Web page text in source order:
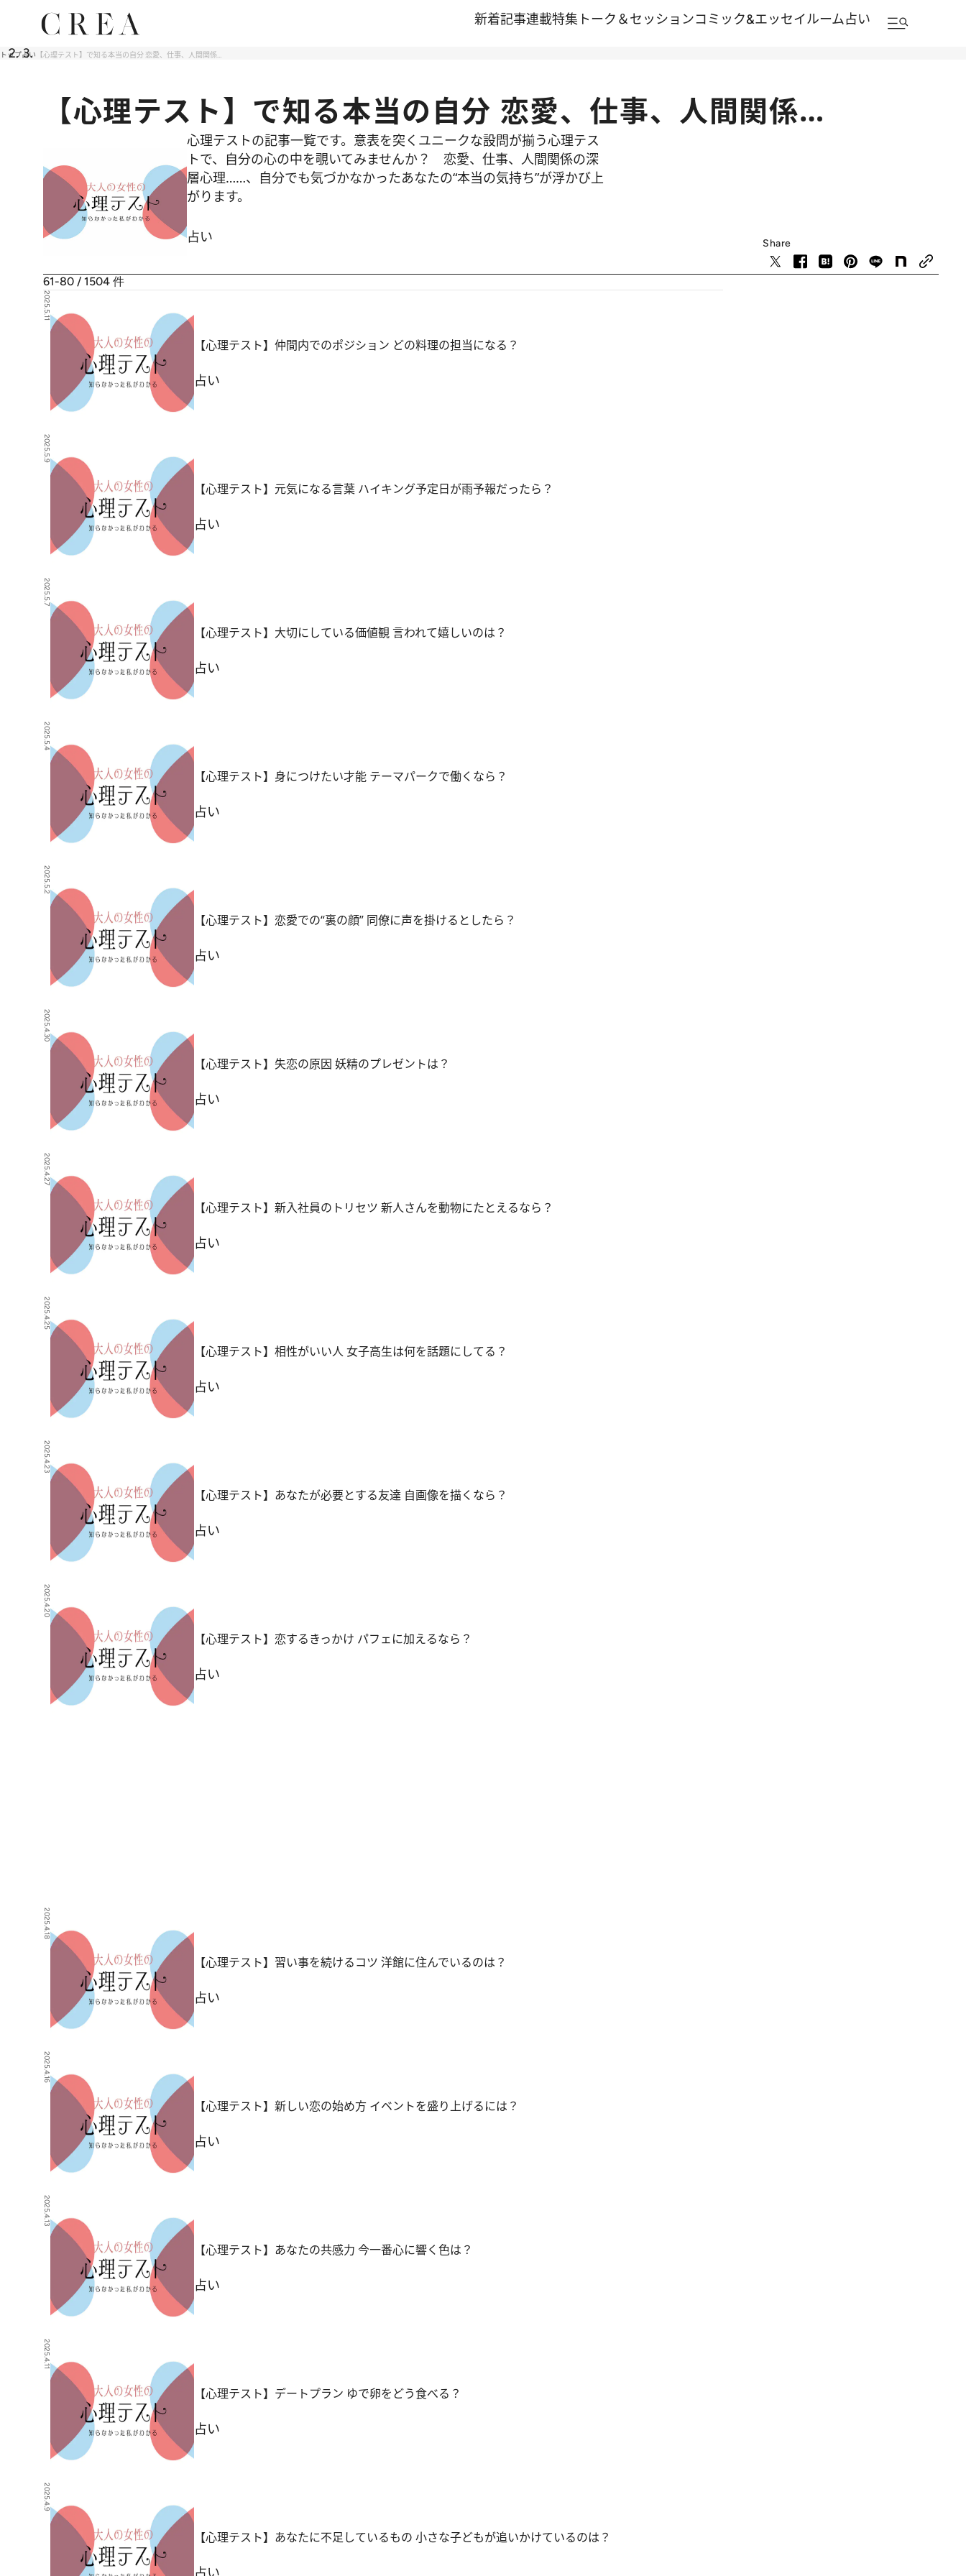
新着記事連載特集 トーク＆セッションコミック&エッセイルーム占い
トップ占い 【心理テスト】で知る本当の自分 恋愛、仕事、人間関係…
【心理テスト】で知る本当の自分 恋愛、仕事、人間関係…
心理テストの記事一覧です。意表を突くユニークな設問が揃う心理テス
トで、自分の心の中を覗いてみませんか？ 恋愛、仕事、人間関係の深
層心理……、自分でも気づかなかったあなたの“本当の気持ち”が浮かび上
がります。
占い Share
61-80 / 1504 件
2025.5.11
【心理テスト】仲間内でのポジション どの料理の担当になる？
占い
2025.5.9
【心理テスト】元気になる言葉 ハイキング予定日が雨予報だったら？
占い
2025.5.7
【心理テスト】大切にしている価値観 言われて嬉しいのは？
占い
2025.5.4
【心理テスト】身につけたい才能 テーマパークで働くなら？
占い
2025.5.2
【心理テスト】恋愛での“裏の顔” 同僚に声を掛けるとしたら？
占い
2025.4.30
【心理テスト】失恋の原因 妖精のプレゼントは？
占い
2025.4.27
【心理テスト】新入社員のトリセツ 新人さんを動物にたとえるなら？
占い
2025.4.25
【心理テスト】相性がいい人 女子高生は何を話題にしてる？
占い
2025.4.23
【心理テスト】あなたが必要とする友達 自画像を描くなら？
占い
2025.4.20
【心理テスト】恋するきっかけ パフェに加えるなら？
占い
2025.4.18
【心理テスト】習い事を続けるコツ 洋館に住んでいるのは？
占い
2025.4.16
【心理テスト】新しい恋の始め方 イベントを盛り上げるには？
占い
2025.4.13
【心理テスト】あなたの共感力 今一番心に響く色は？
占い
2025.4.11
【心理テスト】デートプラン ゆで卵をどう食べる？
占い
2025.4.9
【心理テスト】あなたに不足しているもの 小さな子どもが追いかけているのは？
占い